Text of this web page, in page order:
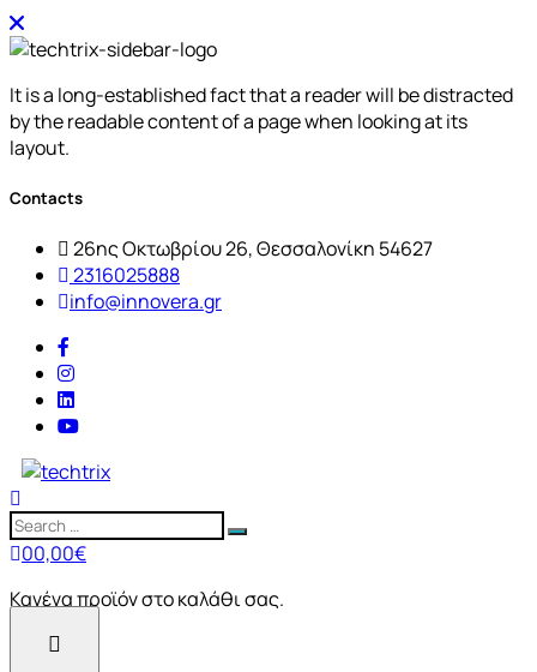
It is a long-established fact that a reader will be distracted
by the readable content of a page when looking at its
layout.
Contacts
26ης Οκτωβρίου 26, Θεσσαλονίκη 54627
2316025888
info@innovera.gr
00,00€
Κανένα προϊόν στο καλάθι σας.